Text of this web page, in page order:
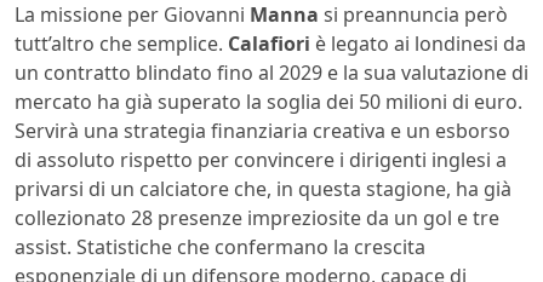
La missione per Giovanni Manna si preannuncia però
tutt’altro che semplice. Calafiori è legato ai londinesi da
un contratto blindato fino al 2029 e la sua valutazione di
mercato ha già superato la soglia dei 50 milioni di euro.
Servirà una strategia finanziaria creativa e un esborso
di assoluto rispetto per convincere i dirigenti inglesi a
privarsi di un calciatore che, in questa stagione, ha già
collezionato 28 presenze impreziosite da un gol e tre
assist. Statistiche che confermano la crescita
esponenziale di un difensore moderno, capace di